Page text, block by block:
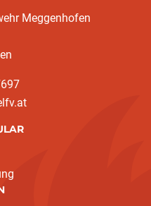
Meggenhofen